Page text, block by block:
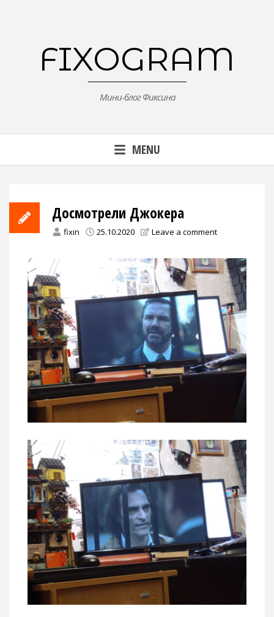
FIXOGRAM
Мини-блог Фиксина
MENU
Досмотрели Джокера
fixin 25.10.2020 Leave a comment